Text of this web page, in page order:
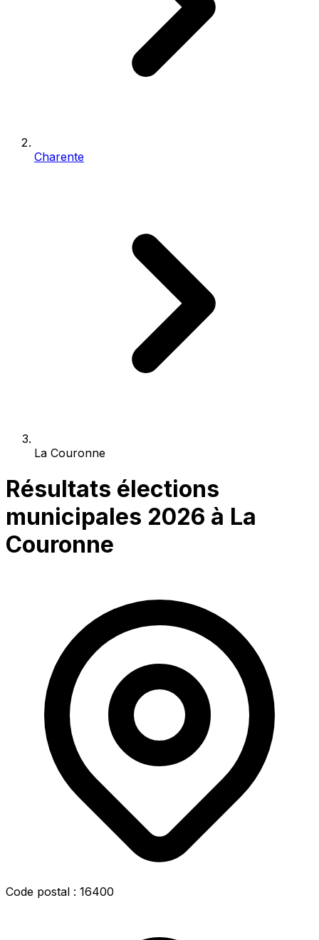
Charente
La Couronne
Résultats élections
municipales 2026 à La
Couronne
Code postal : 16400